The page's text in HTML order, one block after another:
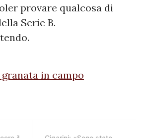
provare qualcosa di
Serie B.
in campo